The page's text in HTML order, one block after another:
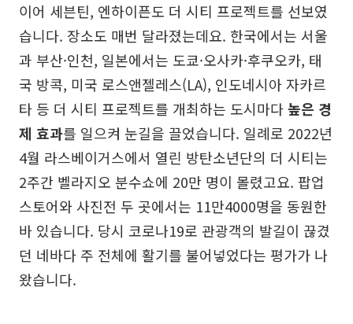
이어 세븐틴, 엔하이픈도 더 시티 프로젝트를 선보였
습니다. 장소도 매번 달라졌는데요. 한국에서는 서울
과 부산·인천, 일본에서는 도쿄·오사카·후쿠오카, 태
국 방콕, 미국 로스앤젤레스(LA), 인도네시아 자카르
타 등 더 시티 프로젝트를 개최하는 도시마다높은 경
제 효과를 일으켜 눈길을 끌었습니다. 일례로 2022년
4월 라스베이거스에서 열린 방탄소년단의 더 시티는
2주간 벨라지오 분수쇼에 20만 명이 몰렸고요. 팝업
스토어와 사진전 두 곳에서는 11만4000명을 동원한
바 있습니다. 당시 코로나19로 관광객의 발길이 끊겼
던 네바다 주 전체에 활기를 불어넣었다는 평가가 나
왔습니다.